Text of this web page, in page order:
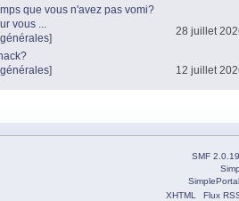
que vous n'avez pas vomi?
vous ...
]
28 juillet
] 12 juillet
SMF 2.0.19
XHTML
Flux